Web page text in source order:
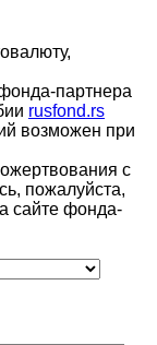
партнера
rusfond.rs
возможен при
с
пожалуйста,
сайте фонда-